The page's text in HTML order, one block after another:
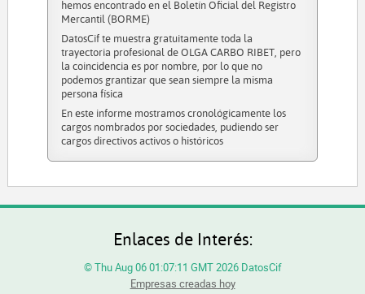
hemos encontrado en el Boletín Oficial del Registro
Mercantil (BORME)
DatosCif te muestra gratuitamente toda la
trayectoria profesional de OLGA CARBO RIBET, pero
la coincidencia es por nombre, por lo que no
podemos grantizar que sean siempre la misma
persona física
En este informe mostramos cronológicamente los
cargos nombrados por sociedades, pudiendo ser
cargos directivos activos o históricos
Enlaces de Interés:
© Thu Aug 06 01:07:11 GMT 2026 DatosCif
Empresas creadas hoy